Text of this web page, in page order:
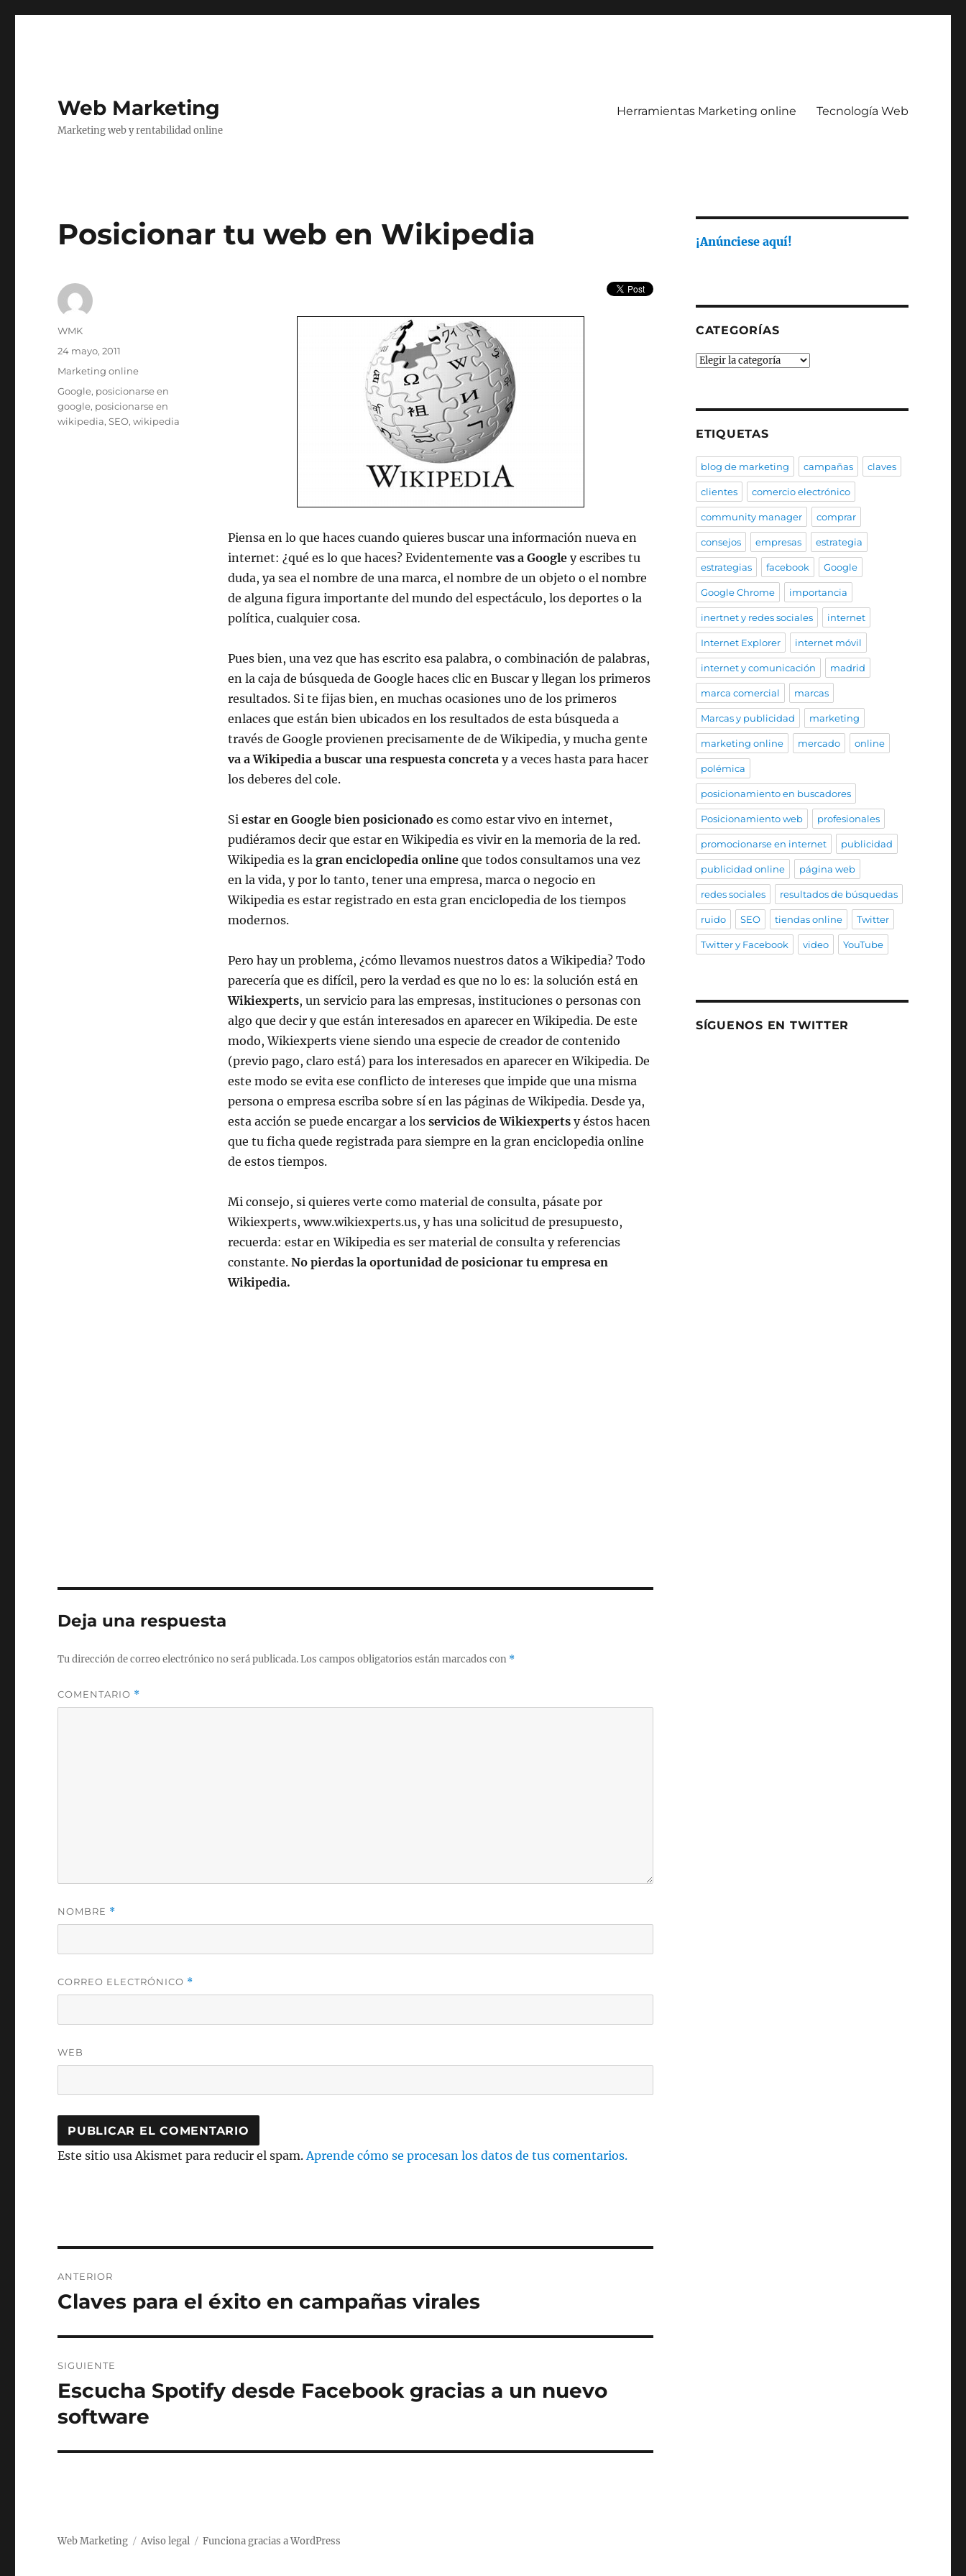
Web Marketing
Marketing web y rentabilidad online
Herramientas Marketing online Tecnología Web
Posicionar tu web en Wikipedia
Piensa en lo que haces cuando quieres buscar una información nueva en
internet: ¿qué es lo que haces? Evidentemente vas a Googley escribes tu
duda, ya sea el nombre de una marca, el nombre de un objeto o el nombre
de alguna figura importante del mundo del espectáculo, los deportes o la
política, cualquier cosa.
Pues bien, una vez que has escrito esa palabra, o combinación de palabras,
en la caja de búsqueda de Google haces clic en Buscar y llegan los primeros
resultados. Si te fijas bien, en muchas ocasiones uno de los primeros
enlaces que están bien ubicados en los resultados de esta búsqueda a
través de Google provienen precisamente de de Wikipedia, y mucha gente
va a Wikipedia a buscar una respuesta concretay a veces hasta para hacer
los deberes del cole.
Si estar en Google bien posicionadoes como estar vivo en internet,
pudiéramos decir que estar en Wikipedia es vivir en la memoria de la red.
Wikipedia es la gran enciclopedia onlineque todos consultamos una vez
en la vida, y por lo tanto, tener una empresa, marca o negocio en
Wikipedia es estar registrado en esta gran enciclopedia de los tiempos
modernos.
Pero hay un problema, ¿cómo llevamos nuestros datos a Wikipedia? Todo
parecería que es difícil, pero la verdad es que no lo es: la solución está en
Wikiexperts, un servicio para las empresas, instituciones o personas con
algo que decir y que están interesados en aparecer en Wikipedia. De este
modo, Wikiexperts viene siendo una especie de creador de contenido
(previo pago, claro está) para los interesados en aparecer en Wikipedia. De
este modo se evita ese conflicto de intereses que impide que una misma
persona o empresa escriba sobre sí en las páginas de Wikipedia. Desde ya,
esta acción se puede encargar a los servicios de Wikiexpertsy éstos hacen
que tu ficha quede registrada para siempre en la gran enciclopedia online
de estos tiempos.
Mi consejo, si quieres verte como material de consulta, pásate por
Wikiexperts, www.wikiexperts.us, y has una solicitud de presupuesto,
recuerda: estar en Wikipedia es ser material de consulta y referencias
constante.No pierdas la oportunidad de posicionar tu empresa en
Wikipedia.
Autor
WMK
Publicado
24 mayo, 2011
Categorías
Marketing online
Etiquetas
Google, posicionarse en
google, posicionarse en
wikipedia,SEO,wikipedia
Deja una respuesta
Tu dirección de correo electrónico no será publicada.Los campos obligatorios están marcados con *
COMENTARIO *
NOMBRE *
CORREO ELECTRÓNICO *
WEB
Este sitio usa Akismet para reducir el spam.Aprende cómo se procesan los datos de tus comentarios.
de
ANTERIOR
Entrada
Claves para el éxito en campañas virales
SIGUIENTE
Entrada
siguiente:
Escucha Spotify desde Facebook gracias a un nuevo
software
¡Anúnciese aquí!
CATEGORÍAS
Categorías
ETIQUETAS
blog de marketing campañas claves
clientes comercio electrónico
community manager comprar
consejos empresas estrategia
estrategias facebook Google
Google Chrome importancia
inertnet y redes sociales internet
Internet Explorer internet móvil
internet y comunicación madrid
marca comercial marcas
Marcas y publicidad marketing
marketing online mercado online
polémica
posicionamiento en buscadores
Posicionamiento web profesionales
promocionarse en internet publicidad
publicidad online página web
redes sociales resultados de búsquedas
ruido SEO tiendas online Twitter
Twitter y Facebook video YouTube
SÍGUENOS EN TWITTER
Web Marketing Aviso legal Funciona gracias a WordPress